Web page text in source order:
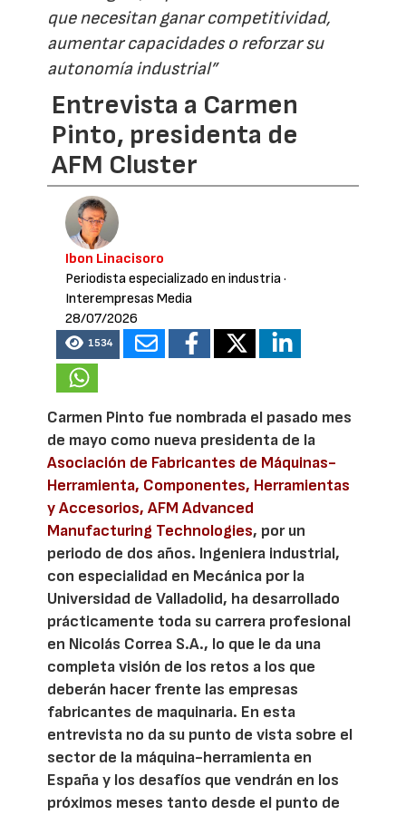
que necesitan ganar competitividad,
aumentar capacidades o reforzar su
autonomía industrial”
Entrevista a Carmen
Pinto, presidenta de
AFM Cluster
Ibon Linacisoro
Periodista especializado en industria·
Interempresas Media
28/07/2026
1534
Carmen Pinto fue nombrada el pasado mes
de mayo como nueva presidenta de la
Asociación de Fabricantes de Máquinas-
Herramienta, Componentes, Herramientas
y Accesorios, AFM Advanced
Manufacturing Technologies, por un
periodo de dos años. Ingeniera industrial,
con especialidad en Mecánica por la
Universidad de Valladolid, ha desarrollado
prácticamente toda su carrera profesional
en Nicolás Correa S.A., lo que le da una
completa visión de los retos a los que
deberán hacer frente las empresas
fabricantes de maquinaria. En esta
entrevista no da su punto de vista sobre el
sector de la máquina-herramienta en
España y los desafíos que vendrán en los
próximos meses tanto desde el punto de